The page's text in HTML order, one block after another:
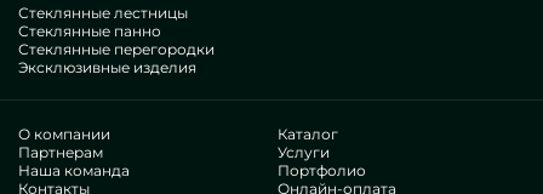
Стеклянные лестницы
Стеклянные панно
Стеклянные перегородки
Эксклюзивные изделия
О компании
Партнерам
Наша команда
Контакты
Каталог
Услуги
Портфолио
Онлайн-оплата